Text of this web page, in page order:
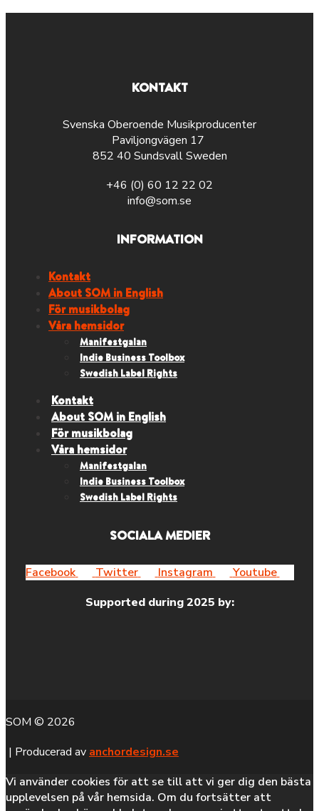
KONTAKT
Svenska Oberoende Musikproducenter
Paviljongvägen 17
852 40 Sundsvall Sweden
+46 (0) 60 12 22 02
info@som.se
INFORMATION
Kontakt
About SOM in English
För musikbolag
Våra hemsidor
Manifestgalan
Indie Business Toolbox
Swedish Label Rights
Kontakt
About SOM in English
För musikbolag
Våra hemsidor
Manifestgalan
Indie Business Toolbox
Swedish Label Rights
SOCIALA MEDIER
Facebook Twitter Instagram
Youtube
Supported during 2025 by:
SOM © 2026
| Producerad av anchordesign.se
Vi använder cookies för att se till att vi ger dig den bästa
upplevelsen på vår hemsida. Om du fortsätter att